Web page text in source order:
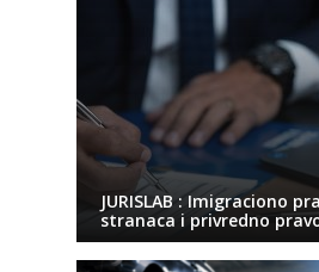
JURISLAB : Imigraciono
stranaca i privredno